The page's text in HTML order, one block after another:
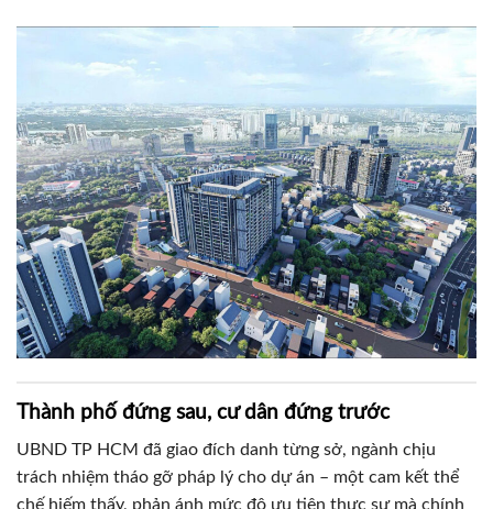
Thành phố đứng sau, cư dân đứng trước
UBND TP HCM đã giao đích danh từng sở, ngành chịu
trách nhiệm tháo gỡ pháp lý cho dự án – một cam kết thể
chế hiếm thấy, phản ánh mức độ ưu tiên thực sự mà chính